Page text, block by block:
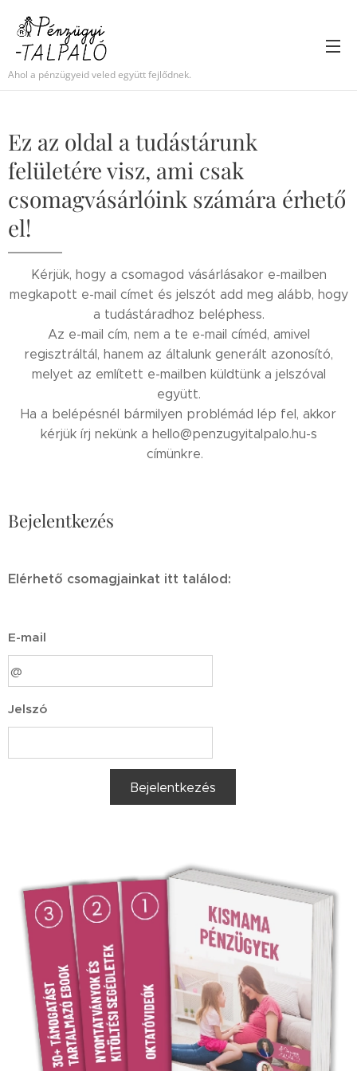
Ahol a pénzügyeid veled együtt fejlődnek.
Ez az oldal a tudástárunk
felületére visz, ami csak
csomagvásárlóink számára érhető
el!
Kérjük, hogy a csomagod vásárlásakor e-mailben
megkapott e-mail címet és jelszót add meg alább, hogy
a tudástáradhoz beléphess.
Az e-mail cím, nem a te e-mail címéd, amivel
regisztráltál, hanem az általunk generált azonosító,
melyet az említett e-mailben küldtünk a jelszóval
együtt.
Ha a belépésnél bármilyen problémád lép fel, akkor
kérjük írj nekünk a hello@penzugyitalpalo.hu-s
címünkre.
Bejelentkezés
Elérhető csomagjainkat itt találod:
E-mail
Jelszó
Bejelentkezés